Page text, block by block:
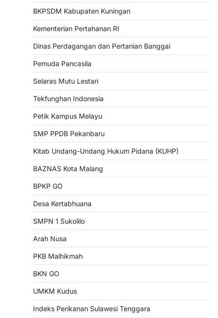
BKPSDM Kabupaten Kuningan
Kementerian Pertahanan RI
Dinas Perdagangan dan Pertanian Banggai
Pemuda Pancasila
Selaras Mutu Lestari
Tekfunghan Indonesia
Petik Kampus Melayu
SMP PPDB Pekanbaru
Kitab Undang-Undang Hukum Pidana (KUHP)
BAZNAS Kota Malang
BPKP GO
Desa Kertabhuana
SMPN 1 Sukolilo
Arah Nusa
PKB Malhikmah
BKN GO
UMKM Kudus
Indeks Perikanan Sulawesi Tenggara